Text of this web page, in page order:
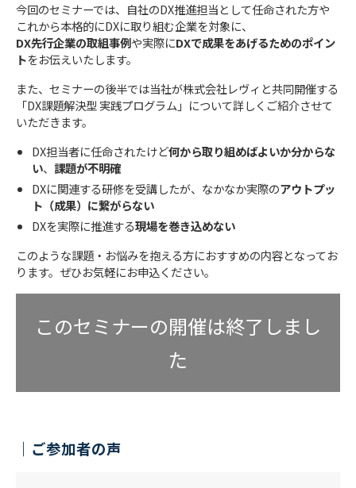
今回のセミナーでは、自社のDX推進担当として任命された方や
これから本格的にDXに取り組む企業を対象に、
DX先行企業の取組事例や​実際にDXで成果をあげるためのポイン
トをお伝えいたします。
また、セミナーの後半では当社が株式会社レヴィと共同開催する
「DX課題解決型 実践プログラム」について詳しくご紹介させて
いただきます。
DX担当者に任命されたけど何から取り組めばよいか分からな
い、 課題が不明確
DXに関連する研修を受講したが、なかなか実際のアウトプッ
ト（成果）に繋がらない
DXを実際に推進する現場を巻き込めない
このような課題・お悩みを抱える方におすすめの内容となってお
ります。ぜひお気軽にお申込ください。
このセミナーの開催は終了しまし
た
｜ご参加者の声